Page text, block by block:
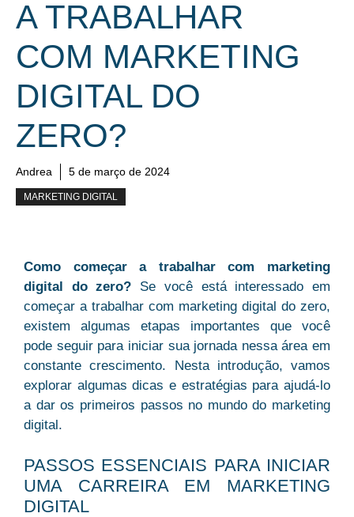
A TRABALHAR
COM MARKETING
DIGITAL DO
ZERO?
Andrea 5 de março de 2024
MARKETING DIGITAL
Como começar a trabalhar com marketing
digital do zero? Se você está interessado em
começar a trabalhar com marketing digital do zero,
existem algumas etapas importantes que você
pode seguir para iniciar sua jornada nessa área em
constante crescimento. Nesta introdução, vamos
explorar algumas dicas e estratégias para ajudá-lo
a dar os primeiros passos no mundo do marketing
digital.
PASSOS ESSENCIAIS PARA INICIAR
UMA CARREIRA EM MARKETING
DIGITAL